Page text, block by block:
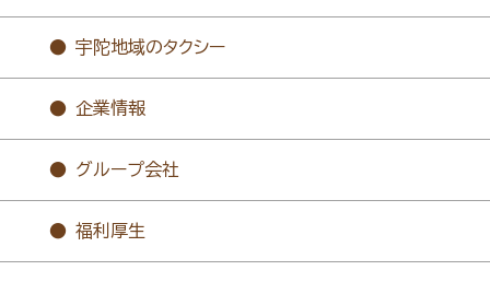
宇陀地域のタクシー
企業情報
グループ会社
福利厚生